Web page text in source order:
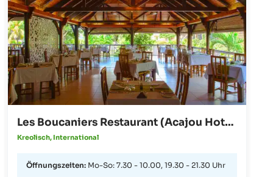
Les Boucaniers Restaurant (Acajou Hotel)
Kreolisch, International
Öffnungszeiten: Mo-So: 7.30 - 10.00, 19.30 - 21.30 Uhr